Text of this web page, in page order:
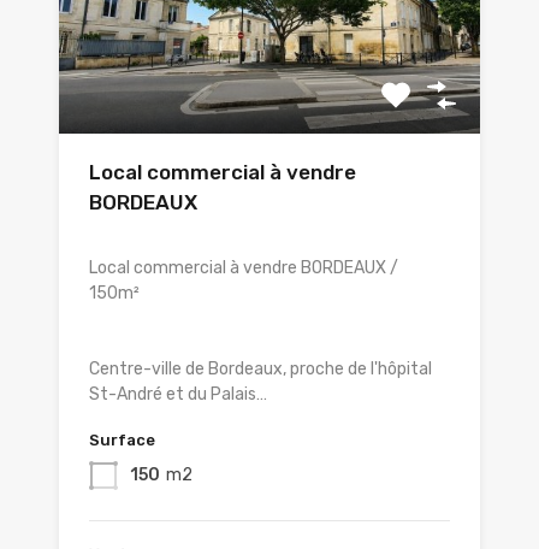
Local commercial à vendre
BORDEAUX
Local commercial à vendre BORDEAUX /
150m²
Centre-ville de Bordeaux, proche de l'hôpital
St-André et du Palais…
Surface
150 m2